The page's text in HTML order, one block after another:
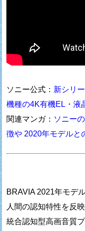
ソニー公式： 新シリ
機種の4K有機EL・液
関連マンガ： ソニー
徴や 2020年モデルと
BRAVIA 2021年モデ
人間の認知特性を反
統合認知型高画音質